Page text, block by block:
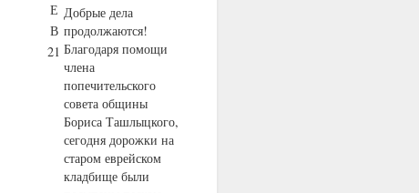
Е
В
21
Добрые дела
продолжаются!
Благодаря помощи
члена
попечительского
совета общины
Бориса Ташлыцкого,
сегодня дорожки на
старом еврейском
кладбище были